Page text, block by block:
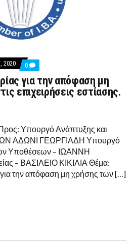
2020 0 COMMENTS
ON
ΕΠΙΣΤΟΛΉ
ΔΙΑΜΑΡΤΥΡΊΑΣ
ΓΙΑ
ΤΩΝ
ΜΠΑΡ
ΣΤΙΣ
ΕΠΙΧΕΙΡΉΣΕΙΣ
ΕΣΤΊΑΣΗΣ.
για την απόφαση μη
επιχειρήσεις εστίασης.
Υπουργό Ανάπτυξης και
ΑΔΩΝΙ ΓΕΩΡΓΙΑΔΗ Υπουργό
Υποθέσεων – ΙΩΑΝΝΗ
– ΒΑΣΙΛΕΙΟ ΚΙΚΙΛΙΑ Θέμα:
για την απόφαση μη χρήσης των […]